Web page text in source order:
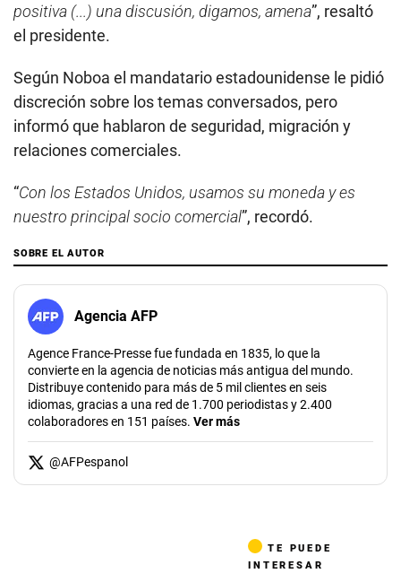
positiva (...) una discusión, digamos, amena”, resaltó
el presidente.
Según Noboa el mandatario estadounidense le pidió
discreción sobre los temas conversados, pero
informó que hablaron de seguridad, migración y
relaciones comerciales.
“Con los Estados Unidos, usamos su moneda y es
nuestro principal socio comercial”, recordó.
SOBRE EL AUTOR
Agencia AFP
Agence France-Presse fue fundada en 1835, lo que la
convierte en la agencia de noticias más antigua del mundo.
Distribuye contenido para más de 5 mil clientes en seis
idiomas, gracias a una red de 1.700 periodistas y 2.400
colaboradores en 151 países. Ver más
@AFPespanol
TE PUEDE
INTERESAR